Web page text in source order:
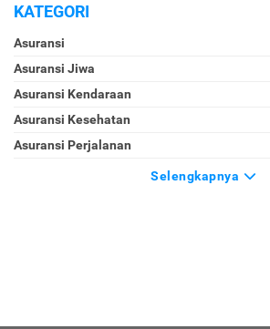
KATEGORI
Asuransi
Asuransi Jiwa
Asuransi Kendaraan
Asuransi Kesehatan
Asuransi Perjalanan
Selengkapnya